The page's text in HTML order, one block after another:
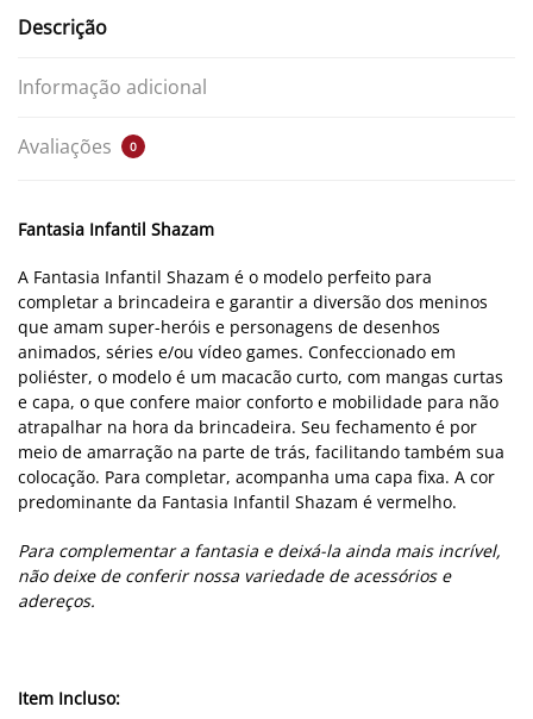
Descrição
Informação adicional
Avaliações 0
Fantasia Infantil Shazam
A Fantasia Infantil Shazam é o modelo perfeito para
completar a brincadeira e garantir a diversão dos meninos
que amam super-heróis e personagens de desenhos
animados, séries e/ou vídeo games. Confeccionado em
poliéster, o modelo é um macacão curto, com mangas curtas
e capa, o que confere maior conforto e mobilidade para não
atrapalhar na hora da brincadeira. Seu fechamento é por
meio de amarração na parte de trás, facilitando também sua
colocação. Para completar, acompanha uma capa fixa. A cor
predominante da Fantasia Infantil Shazam é vermelho.
Para complementar a fantasia e deixá-la ainda mais incrível,
não deixe de conferir nossa variedade de acessórios e
adereços.
Item Incluso: